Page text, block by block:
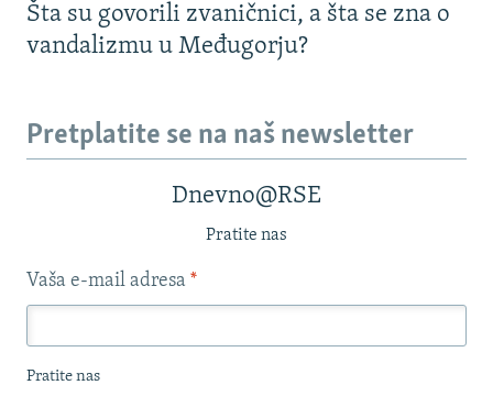
Šta su govorili zvaničnici, a šta se zna o
vandalizmu u Međugorju?
Pretplatite se na naš newsletter
Dnevno@RSE
Pratite nas
Vaša e-mail adresa *
Pratite nas